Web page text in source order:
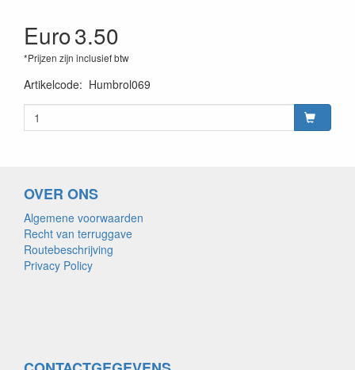
Euro3.50
*Prijzen zijn inclusief btw
Artikelcode: Humbrol069
OVER ONS
Algemene voorwaarden
Recht van terruggave
Routebeschrijving
Privacy Policy